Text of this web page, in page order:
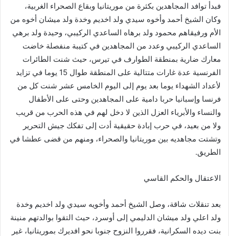
فبدأ توافد المجاهدين بكثرة من موريتانيا وبقاع الصحراء الغربية،
وكان الشيخ أحمد وأخوه سيدي ولد اخديم وخدة ولد ميشان أخوه من
الأم ورفيقاهم محمود ولد برهاه الساعدي الركيبي، وحيدة ولد برهي
الساعدي الركيبي وعدد من المجاهدين في كتيبة منفصلة خاضت
معارك ضارية بمنطقة الطوارف في تيرس، حيث شنت الطائرات
الفرنسية عدة غارات متتالية على المنطقة طوال 15 يوما في تزايد
لأعداد الشهداء يوما بعد يوم إلى اليوم الخامس عشر شنت كل من
فرنسا وإسبانيا حربا دامية على المجاهدين وحتى على الأطفال
والنساء والأبرياء العزل الذين لا دخل لهم في هذه الحرب من قريب
ولا من بعيد، في حرب إبادة حقيقية أدت إلى تفكك جيش التحرير
وتشتت مجاهديه بين موريتانيا والصحراء، ومنهم من قضى عطشا في
الطريق.
الاعتقال والحكم القاسي
بعد تنقلات شاقة، وصل الشيخ أحمد وأخويه سيدي ولد اخديم وخدة
ولد اعلي ولد ميشان الدليمي إلى أوسرد، حيث التقوا بوالدتهم منينة
بنت ديده السكرانية، فقرروا النزوح جنوبا نحو افديرك بموريتانيا، غير